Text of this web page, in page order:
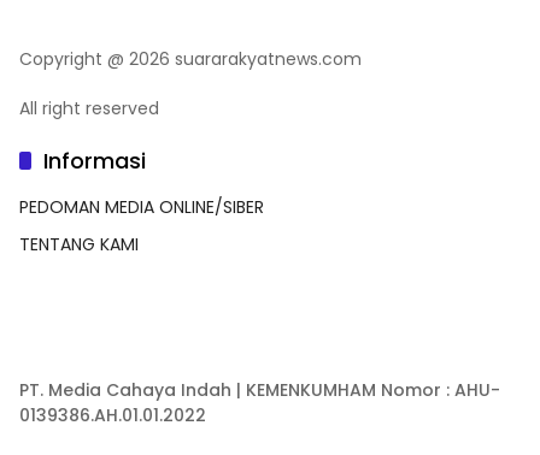
Copyright @ 2026 suararakyatnews.com
All right reserved
Informasi
PEDOMAN MEDIA ONLINE/SIBER
TENTANG KAMI
PT. Media Cahaya Indah | KEMENKUMHAM Nomor : AHU-
0139386.AH.01.01.2022